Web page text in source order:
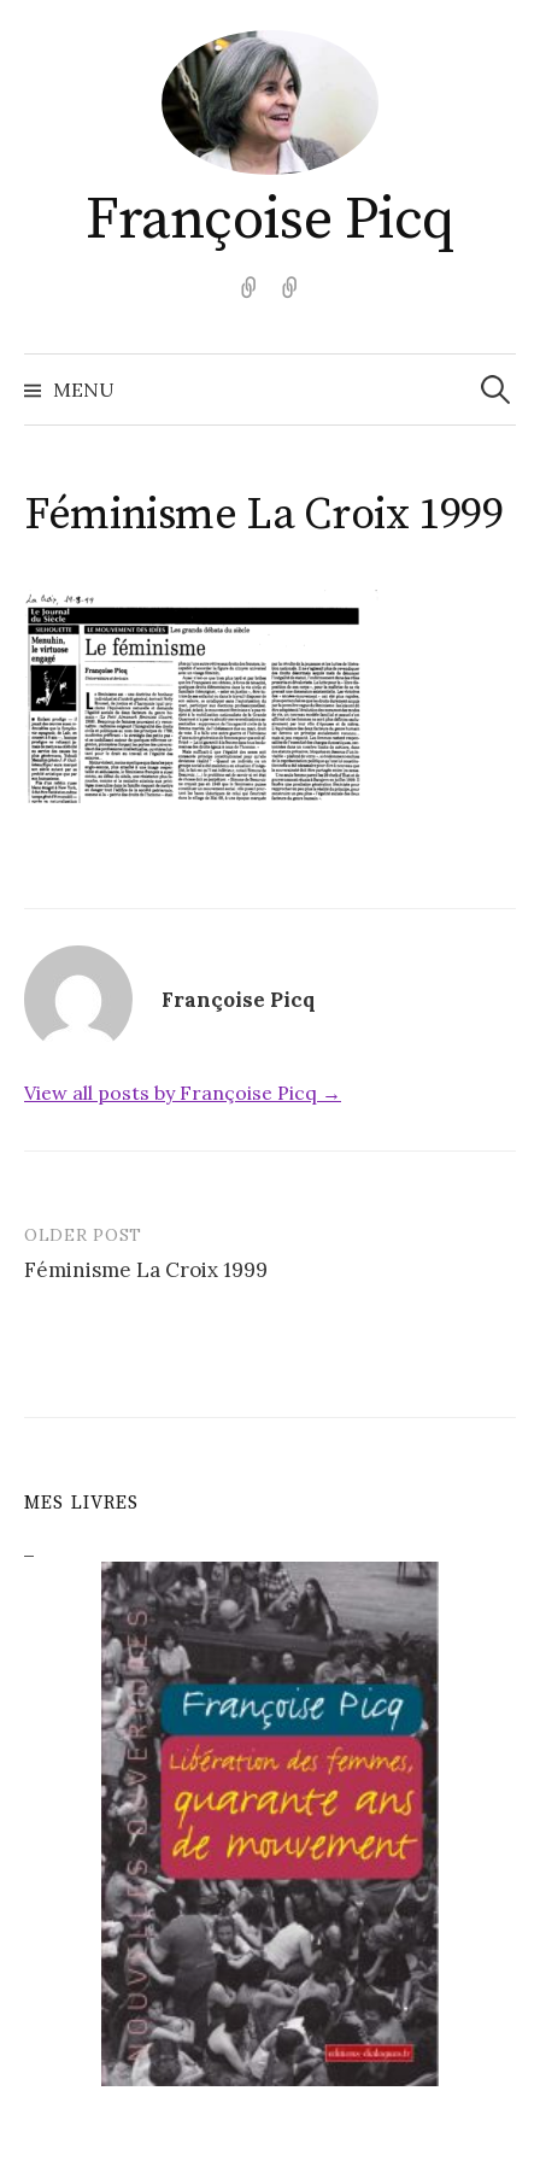
Françoise Picq
English
MENU
Féminisme La Croix 1999
Françoise Picq
View all posts by Françoise Picq →
Post
navigation
OLDER POST
Féminisme La Croix 1999
MES LIVRES